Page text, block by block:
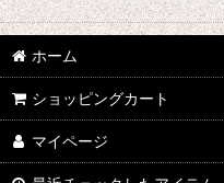
ホーム
ショッピングカート
マイページ